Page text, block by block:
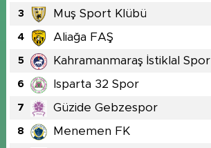
3 Muş Sport Klübü
4 Aliağa FAŞ
5 Kahramanmaraş İstiklal Spor
6 Isparta 32 Spor
7 Güzide Gebzespor
8 Menemen FK